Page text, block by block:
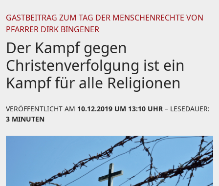
GASTBEITRAG ZUM TAG DER MENSCHENRECHTE VON
PFARRER DIRK BINGENER
Der Kampf gegen
Christenverfolgung ist ein
Kampf für alle Religionen
VERÖFFENTLICHT AM 10.12.2019 UM 13:10 UHR – LESEDAUER:
3 MINUTEN